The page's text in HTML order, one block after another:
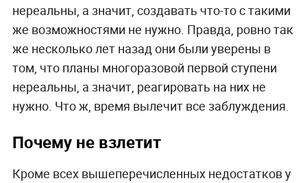
нереальны, а значит, создавать что-то с такими
же возможностями не нужно. Правда, ровно так
же несколько лет назад они были уверены в
том, что планы многоразовой первой ступени
нереальны, а значит, реагировать на них не
нужно. Что ж, время вылечит все заблуждения.
Почему не взлетит
Кроме всех вышеперечисленных недостатков у